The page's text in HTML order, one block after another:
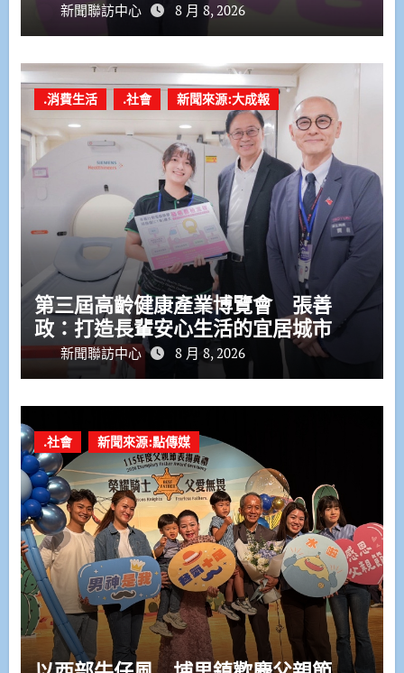
新聞聯訪中心 8 月 8, 2026
.消費生活 .社會 新聞來源:大成報
第三屆高齡健康產業博覽會 張善
政：打造長輩安心生活的宜居城市
新聞聯訪中心 8 月 8, 2026
.社會 新聞來源:點傳媒